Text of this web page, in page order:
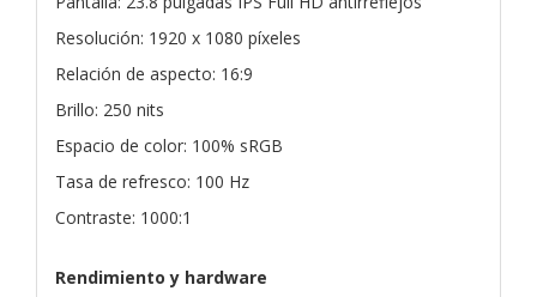
Resolución: 1920 x 1080 píxeles
Relación de aspecto: 16:9
Brillo: 250 nits
Espacio de color: 100% sRGB
Tasa de refresco: 100 Hz
Contraste: 1000:1
Rendimiento y hardware